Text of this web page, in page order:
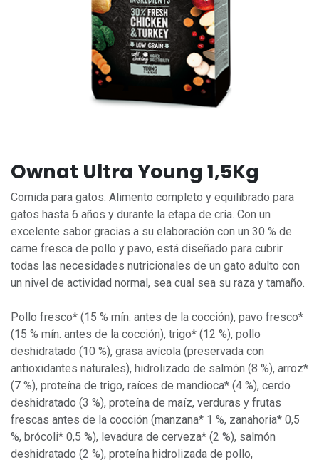
Ownat Ultra Young 1,5Kg
Comida para gatos. Alimento completo y equilibrado para
gatos hasta 6 años y durante la etapa de cría. Con un
excelente sabor gracias a su elaboración con un 30 % de
carne fresca de pollo y pavo, está diseñado para cubrir
todas las necesidades nutricionales de un gato adulto con
un nivel de actividad normal, sea cual sea su raza y tamaño.
Pollo fresco* (15 % mín. antes de la cocción), pavo fresco*
(15 % mín. antes de la cocción), trigo* (12 %), pollo
deshidratado (10 %), grasa avícola (preservada con
antioxidantes naturales), hidrolizado de salmón (8 %), arroz*
(7 %), proteína de trigo, raíces de mandioca* (4 %), cerdo
deshidratado (3 %), proteína de maíz, verduras y frutas
frescas antes de la cocción (manzana* 1 %, zanahoria* 0,5
%, brócoli* 0,5 %), levadura de cerveza* (2 %), salmón
deshidratado (2 %), proteína hidrolizada de pollo,